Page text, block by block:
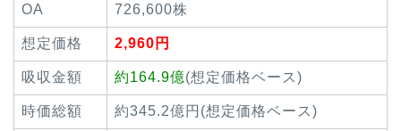
OA 726,600株
想定価格 2,960円
吸収金額 約164.9億(想定価格ベース)
時価総額 約345.2億円(想定価格ベース)